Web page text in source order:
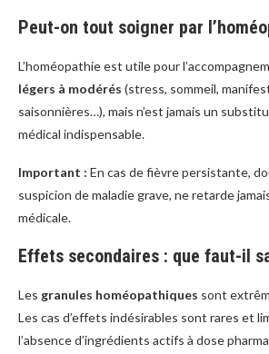
Peut-on tout soigner par
L’homéopathie est utile pour
légers à modérés (stress, sommeil,
saisonnières…), mais n’est jamais un
médical indispensable.
Important : En cas de fièvre persistante,
suspicion de maladie grave, ne retarde
médicale.
Effets secondaires : que faut-il
Les granules homéopathiques sont
Les cas d’effets indésirables sont rares et
l’absence d’ingrédients actifs à dose